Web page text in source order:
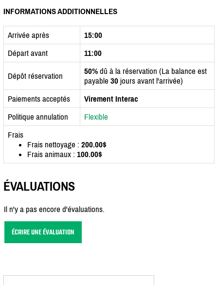
INFORMATIONS ADDITIONNELLES
Arrivée après
15:00
Départ avant
11:00
Dépôt réservation 50% dû à la réservation (La balance est
payable 30 jours avant l'arrivée)
Paiements acceptés
Virement Interac
Politique annulation
Flexible
Frais
Frais nettoyage : 200.00$
Frais animaux : 100.00$
ÉVALUATIONS
Il n'y a pas encore d'évaluations.
ÉCRIRE UNE ÉVALUATION